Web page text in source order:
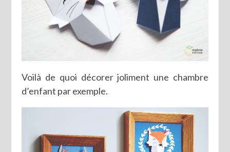
Voilà de quoi décorer joliment une chambre
d’enfant par exemple.